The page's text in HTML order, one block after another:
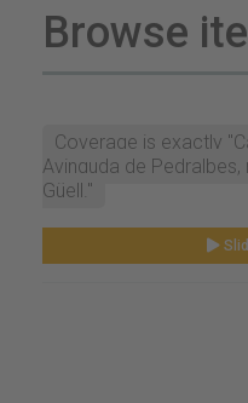
Browse
Coverage is exactly
Avinguda de
Güell."